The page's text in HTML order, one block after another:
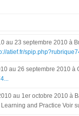
au 23 septembre 2010 à
atief.fr/
au 26 septembre 2010
au 1er octobre 2010
and Practice Voir